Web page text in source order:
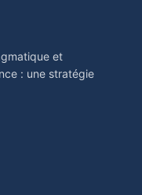
et
: une stratégie